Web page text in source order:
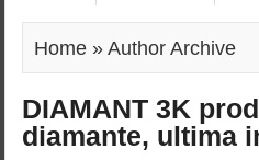
Home » Author Archive
DIAMANT 3K
diamante, ultima